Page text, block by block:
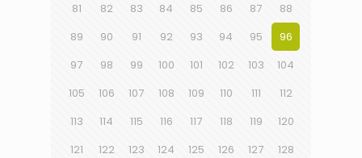
81
82 83 84 85 86 87
88
89
90 91 92 93 94 95
96
97
98 99 100 101 102 103
104
105
106 107 108 109 110 111
112
113
114 115 116 117 118 119
120
121
122 123 124 125 126 127
128